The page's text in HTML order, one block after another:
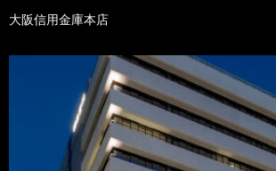
大阪信用金庫本店